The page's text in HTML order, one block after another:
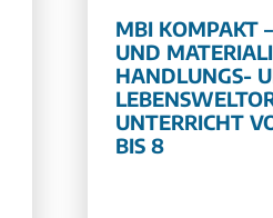
MBI KOMPAKT
UND
HANDLUNGS-
UNTERRICHT
BIS 8